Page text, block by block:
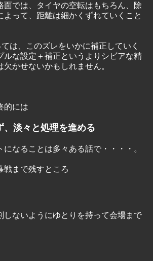
面では、タイヤの空転はもちろん、除
よって、距離は細かくずれていくこと
は、このズレをいかに補正していく
ルな設定＋補正というよりシビアな精
かせないかもしれません。
的には
、淡々と処理を進める
なることは多々ある話で・・・・。
戦まで残すところ
しないようにゆとりを持って会場まで